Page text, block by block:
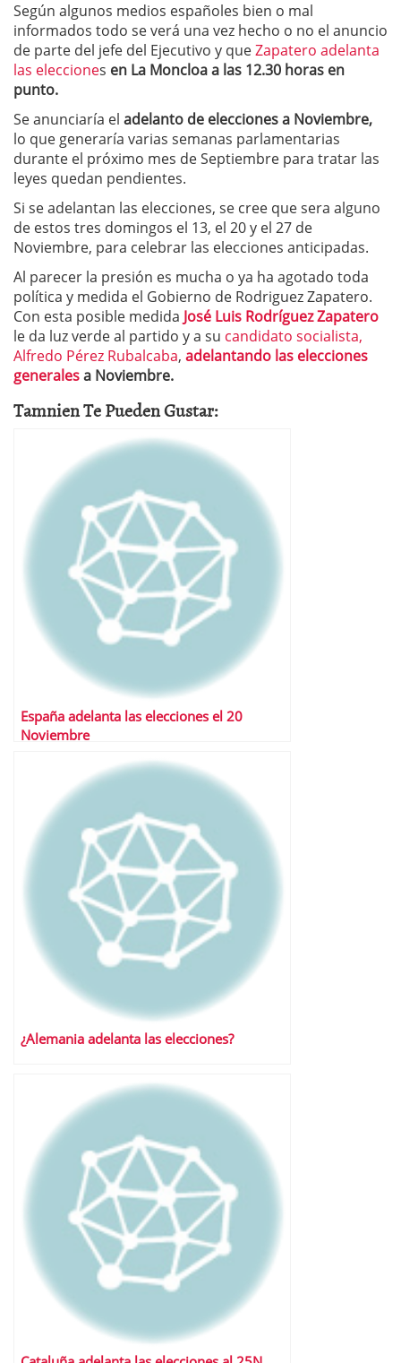
Según algunos medios españoles bien o mal
informados todo se verá una vez hecho o no el anuncio
de parte del jefe del Ejecutivo y queZapatero adelanta
las elecciones en La Moncloa a las 12.30 horas en
punto.
Se anunciaría el adelanto de elecciones a Noviembre,
lo que generaría varias semanas parlamentarias
durante el próximo mes de Septiembre para tratar las
leyes quedan pendientes.
Si se adelantan las elecciones, se cree que sera alguno
de estos tres domingos el 13, el 20 y el 27 de
Noviembre, para celebrar las elecciones anticipadas.
Al parecer la presión es mucha o ya ha agotado toda
política y medida el Gobierno de Rodriguez Zapatero.
Con esta posible medida José Luis Rodríguez Zapatero
le da luz verde al partido y a su candidato socialista,
Alfredo Pérez Rubalcaba, adelantando las elecciones
generalesa Noviembre.
Tamnien Te Pueden Gustar:
España adelanta las elecciones el 20
Noviembre
¿Alemania adelanta las elecciones?